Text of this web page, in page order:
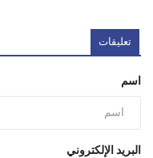
تعليقات
اسم
البريد الإلكتروني